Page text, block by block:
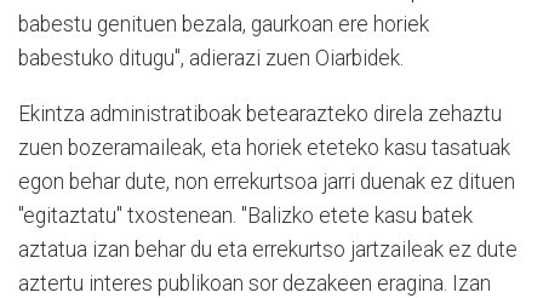
babestu genituen bezala, gaurkoan ere horiek
babestuko ditugu", adierazi zuen Oiarbidek.
Ekintza administratiboak betearazteko direla zehaztu
zuen bozeramaileak, eta horiek eteteko kasu tasatuak
egon behar dute, non errekurtsoa jarri duenak ez dituen
"egitaztatu" txostenean. "Balizko etete kasu batek
aztatua izan behar du eta errekurtso jartzaileak ez dute
aztertu interes publikoan sor dezakeen eragina. Izan